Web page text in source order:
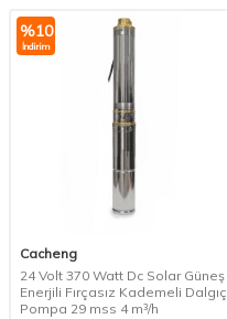
%10
İndirim
Cacheng
24 Volt 370 Watt Dc Solar Güneş
Enerjili Fırçasız Kademeli Dalgıç
Pompa 29 mss 4 m³/h